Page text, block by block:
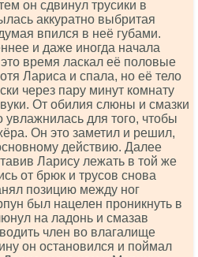
он сдвинул трусики в
аккуратно выбритая
впился в неё губами.
и даже иногда начала
время ласкал её половые
Лариса и спала, но её тело
через пару минут комнату
От обилия слюны и смазки
увлажнилась для того, чтобы
Он это заметил и решил,
действию. Далее
Ларису лежать в той же
от брюк и трусов снова
позицию между ног
был нацелен проникнуть в
на ладонь и смазав
член во влагалище
он остановился и поймал